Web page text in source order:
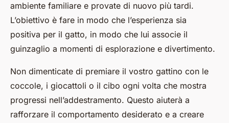
ambiente familiare e provate di nuovo più tardi.
L’obiettivo è fare in modo che l’esperienza sia
positiva per il gatto, in modo che lui associe il
guinzaglio a momenti di esplorazione e divertimento.
Non dimenticate di premiare il vostro gattino con le
coccole, i giocattoli o il cibo ogni volta che mostra
progressi nell’addestramento. Questo aiuterà a
rafforzare il comportamento desiderato e a creare